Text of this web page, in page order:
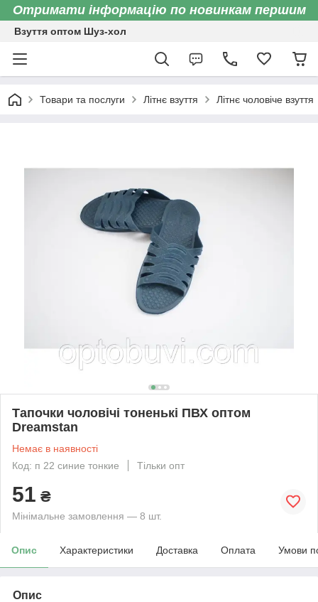
Отримати інформацію по новинкам першим
Взуття оптом Шуз-хол
Товари та послуги Літнє взуття Літнє чоловіче взуття
Тапочки чоловічі тоненькі ПВХ оптом
Dreamstan
Немає в наявності
Код: п 22 синие тонкие
Тільки опт
51 ₴
Мінімальне замовлення — 8 шт.
Опис Характеристики Доставка Оплата Умови
Опис